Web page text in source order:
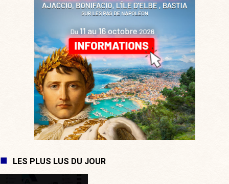
LES PLUS LUS DU JOUR